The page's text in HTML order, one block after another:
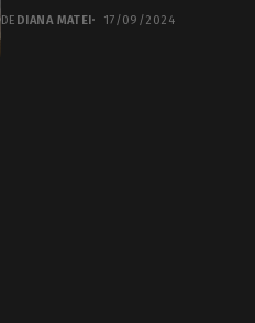
DE DIANA MATEI 17/09/2024